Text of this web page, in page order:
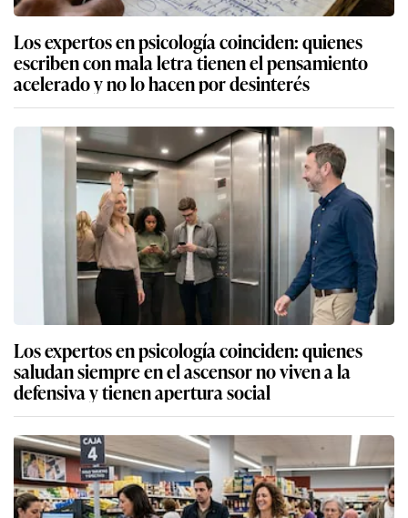
Los expertos en psicología coinciden: quienes
escriben con mala letra tienen el pensamiento
acelerado y no lo hacen por desinterés
Los expertos en psicología coinciden: quienes
saludan siempre en el ascensor no viven a la
defensiva y tienen apertura social